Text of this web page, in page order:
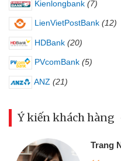
Kienlongbank (7)
LienVietPostBank (12)
HDBank (20)
PVcomBank (5)
ANZ (21)
Ý kiến khách hàng